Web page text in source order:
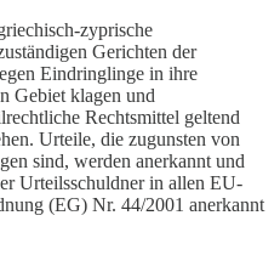
zyprische
Gerichten der
Eindringlinge in ihre
Gebiet klagen und
Rechtsmittel geltend
Urteile, die zugunsten von
sind, werden anerkannt und
Urteilsschuldner in allen EU-
(EG) Nr. 44/2001 anerkannt